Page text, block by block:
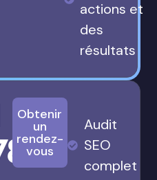
actions et
des
résultats
Obtenir
un
rendez-
vous
Audit
SEO
complet